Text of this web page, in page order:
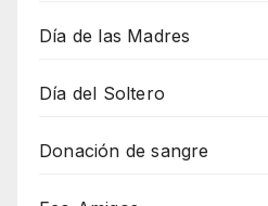
Día de las Madres
Día del Soltero
Donación de sangre